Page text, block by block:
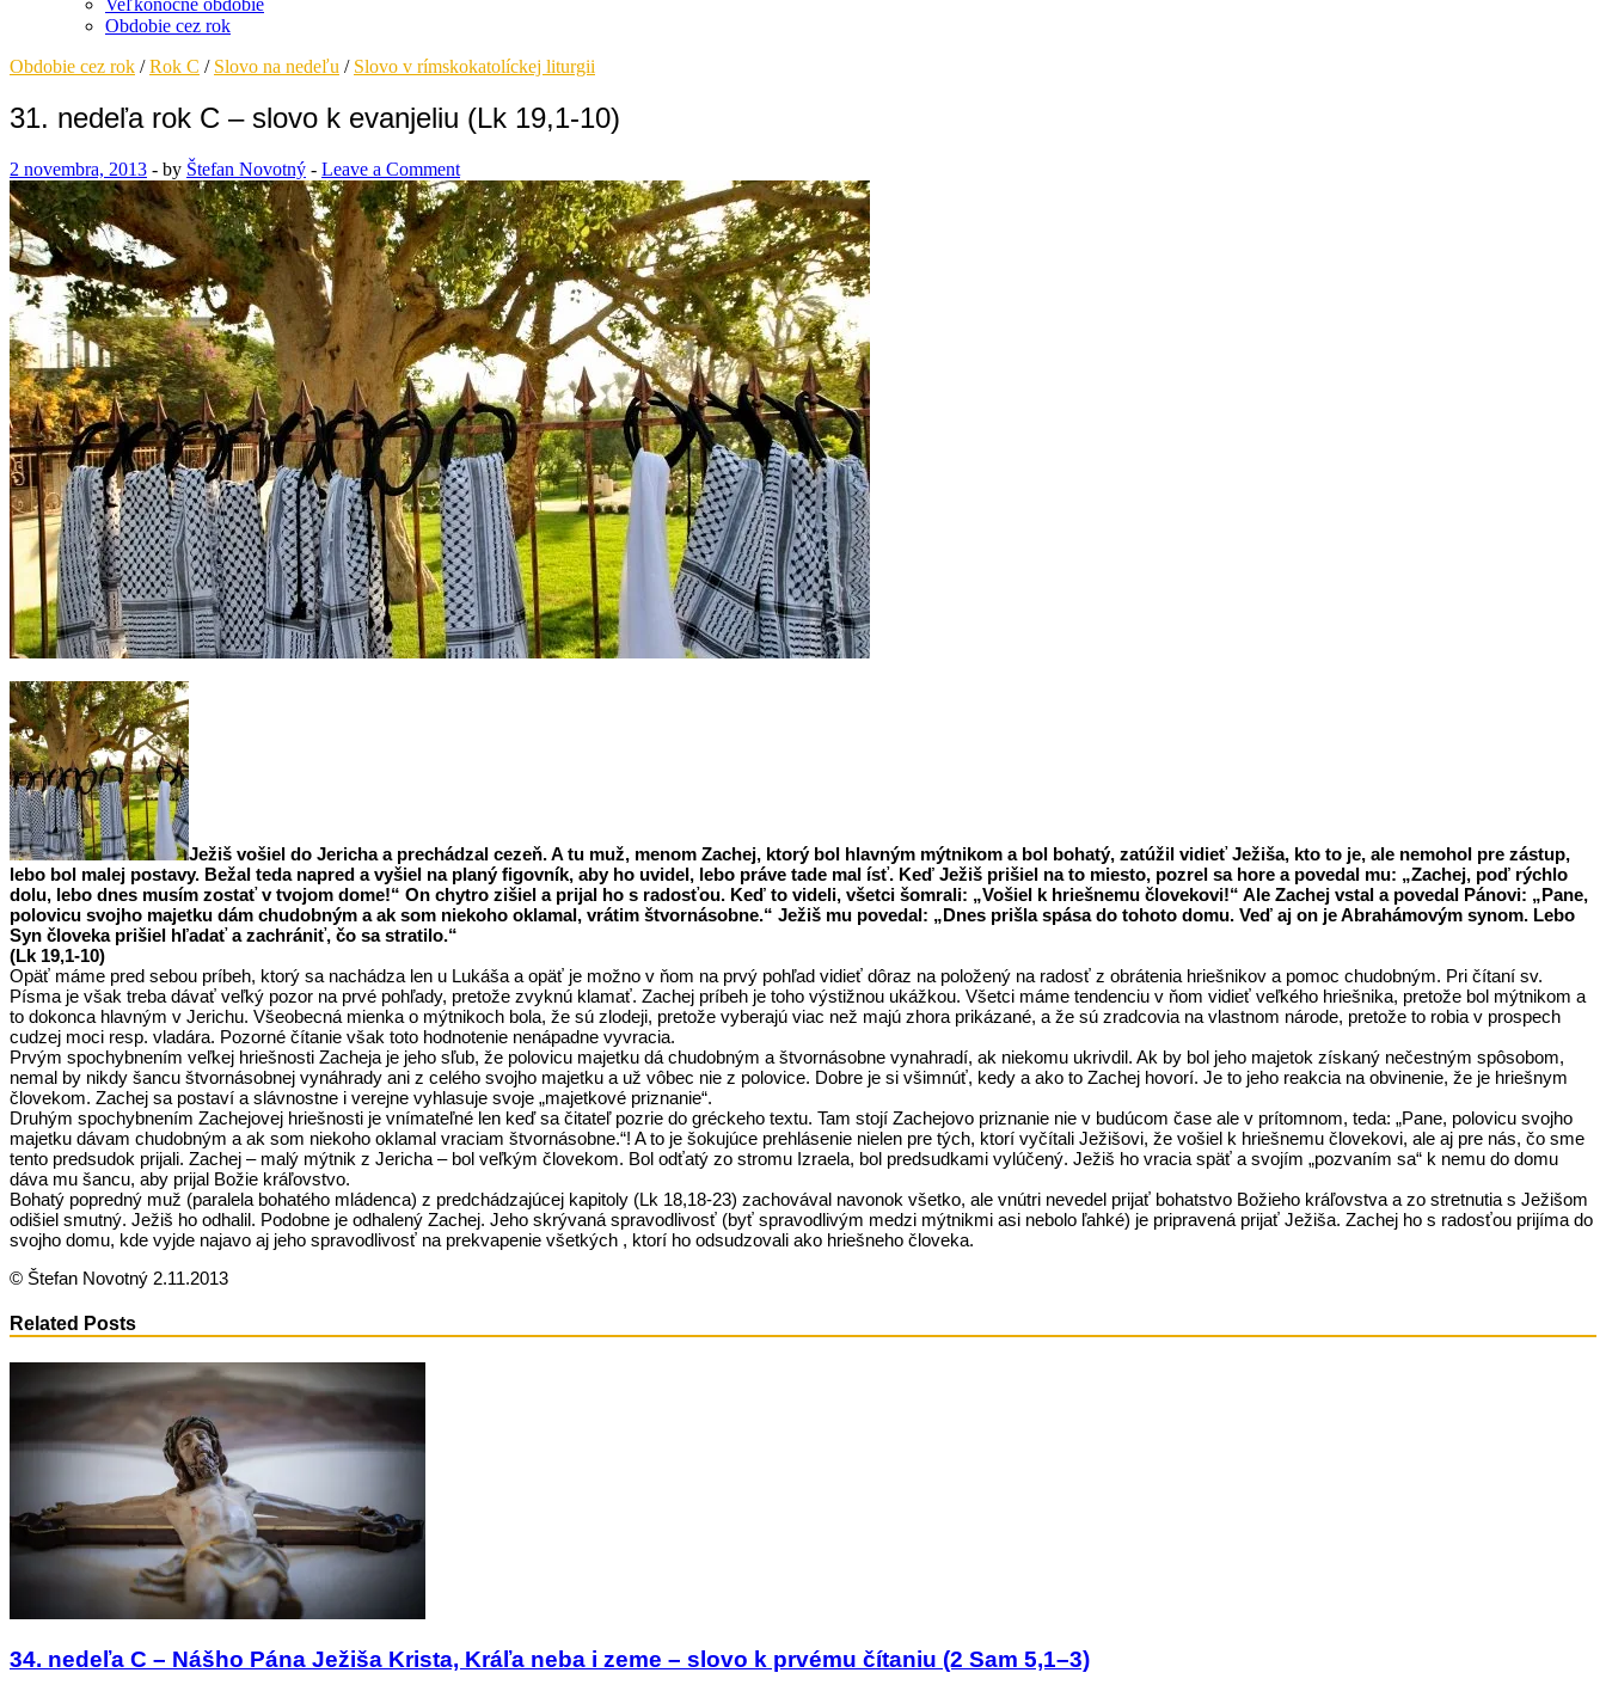
Veľkonočné obdobie
Obdobie cez rok
Obdobie cez rok /Rok C / Slovo na nedeľu / Slovo v rímskokatolíckej liturgii
31. nedeľa rok C – slovo k evanjeliu (Lk 19,1-10)
2 novembra, 2013 - by Štefan Novotný - Leave a Comment
Ježiš vošiel do Jericha a prechádzal cezeň. A tu muž, menom Zachej, ktorý bol hlavným mýtnikom a bol bohatý, zatúžil vidieť Ježiša, kto to je, ale nemohol pre zástup,
lebo bol malej postavy. Bežal teda napred a vyšiel na planý figovník, aby ho uvidel, lebo práve tade mal ísť. Keď Ježiš prišiel na to miesto, pozrel sa hore a povedal mu: „Zachej, poď rýchlo
dolu, lebo dnes musím zostať v tvojom dome!“ On chytro zišiel a prijal ho s radosťou. Keď to videli, všetci šomrali: „Vošiel k hriešnemu človekovi!“ Ale Zachej vstal a povedal Pánovi: „Pane,
polovicu svojho majetku dám chudobným a ak som niekoho oklamal, vrátim štvornásobne.“ Ježiš mu povedal: „Dnes prišla spása do tohoto domu. Veď aj on je Abrahámovým synom. Lebo
Syn človeka prišiel hľadať a zachrániť, čo sa stratilo.“
(Lk 19,1-10)
Opäť máme pred sebou príbeh, ktorý sa nachádza len u Lukáša a opäť je možno v ňom na prvý pohľad vidieť dôraz na položený na radosť z obrátenia hriešnikov a pomoc chudobným. Pri čítaní sv.
Písma je však treba dávať veľký pozor na prvé pohľady, pretože zvyknú klamať. Zachej príbeh je toho výstižnou ukážkou. Všetci máme tendenciu v ňom vidieť veľkého hriešnika, pretože bol mýtnikom a
to dokonca hlavným v Jerichu. Všeobecná mienka o mýtnikoch bola, že sú zlodeji, pretože vyberajú viac než majú zhora prikázané, a že sú zradcovia na vlastnom národe, pretože to robia v prospech
cudzej moci resp. vladára. Pozorné čítanie však toto hodnotenie nenápadne vyvracia.
Prvým spochybnením veľkej hriešnosti Zacheja je jeho sľub, že polovicu majetku dá chudobným a štvornásobne vynahradí, ak niekomu ukrivdil. Ak by bol jeho majetok získaný nečestným spôsobom,
nemal by nikdy šancu štvornásobnej vynáhrady ani z celého svojho majetku a už vôbec nie z polovice. Dobre je si všimnúť, kedy a ako to Zachej hovorí. Je to jeho reakcia na obvinenie, že je hriešnym
človekom. Zachej sa postaví a slávnostne i verejne vyhlasuje svoje „majetkové priznanie“.
Druhým spochybnením Zachejovej hriešnosti je vnímateľné len keď sa čitateľ pozrie do gréckeho textu. Tam stojí Zachejovo priznanie nie v budúcom čase ale v prítomnom, teda: „Pane, polovicu svojho
majetku dávam chudobným a ak som niekoho oklamal vraciam štvornásobne.“! A to je šokujúce prehlásenie nielen pre tých, ktorí vyčítali Ježišovi, že vošiel k hriešnemu človekovi, ale aj pre nás, čo sme
tento predsudok prijali. Zachej – malý mýtnik z Jericha – bol veľkým človekom. Bol odťatý zo stromu Izraela, bol predsudkami vylúčený. Ježiš ho vracia späť a svojím „pozvaním sa“ k nemu do domu
dáva mu šancu, aby prijal Božie kráľovstvo.
Bohatý popredný muž (paralela bohatého mládenca) z predchádzajúcej kapitoly (Lk 18,18-23) zachovával navonok všetko, ale vnútri nevedel prijať bohatstvo Božieho kráľovstva a zo stretnutia s Ježišom
odišiel smutný. Ježiš ho odhalil. Podobne je odhalený Zachej. Jeho skrývaná spravodlivosť (byť spravodlivým medzi mýtnikmi asi nebolo ľahké) je pripravená prijať Ježiša. Zachej ho s radosťou prijíma do
svojho domu, kde vyjde najavo aj jeho spravodlivosť na prekvapenie všetkých , ktorí ho odsudzovali ako hriešneho človeka.
© Štefan Novotný 2.11.2013
Related Posts
34. nedeľa C – Nášho Pána Ježiša Krista, Kráľa neba i zeme – slovo k prvému čítaniu (2 Sam 5,1–3)